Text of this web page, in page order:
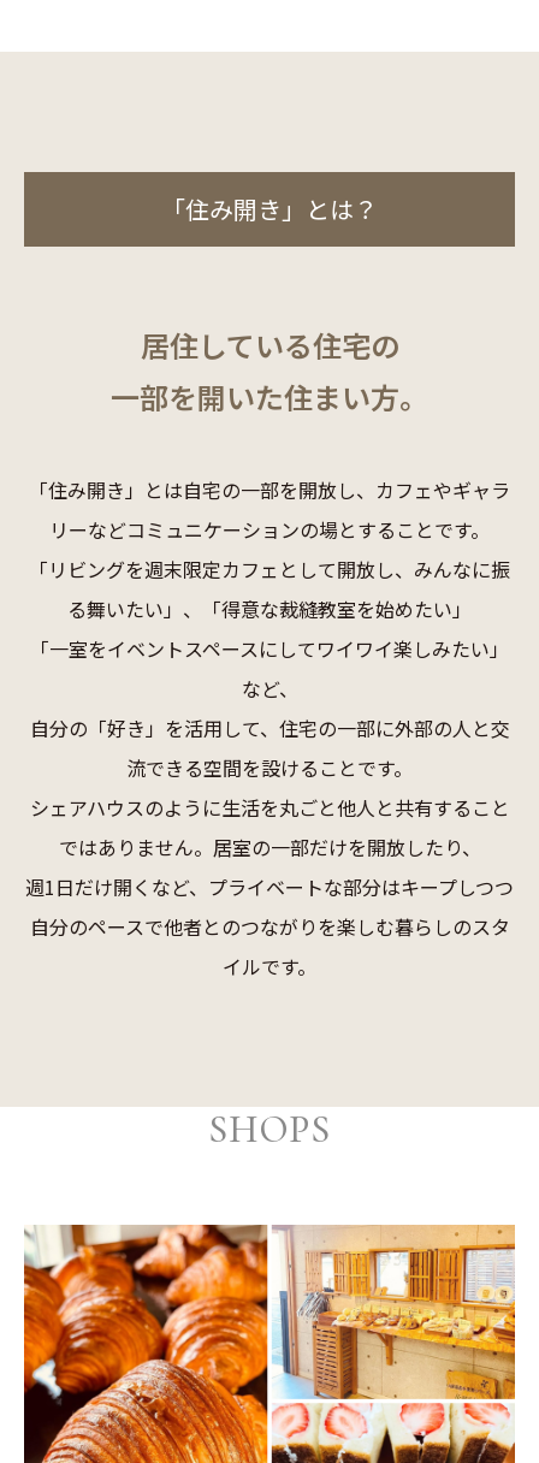
「住み開き」とは？
居住している住宅の
一部を開いた住まい方。
「住み開き」とは自宅の一部を開放し、カフェやギャラ
リーなどコミュニケーションの場とすることです。
「リビングを週末限定カフェとして開放し、みんなに振
る舞いたい」、「得意な裁縫教室を始めたい」
「一室をイベントスペースにしてワイワイ楽しみたい」
など、
自分の「好き」を活用して、住宅の一部に外部の人と交
流できる空間を設けることです。
シェアハウスのように生活を丸ごと他人と共有すること
ではありません。居室の一部だけを開放したり、
週1日だけ開くなど、プライベートな部分はキープしつつ
自分のペースで他者とのつながりを楽しむ暮らしのスタ
イルです。
SHOPS